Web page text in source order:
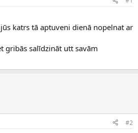
katrs tā aptuveni dienā nopelnat ar
gribās salīdzināt utt savām
#2